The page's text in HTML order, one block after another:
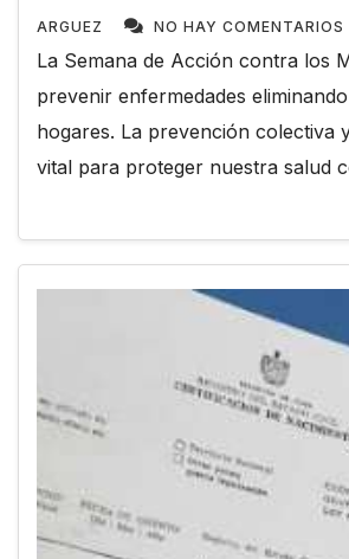
ARGUEZ NO HAY COMENTARIOS
La Semana de Acción contra los
prevenir enfermedades
hogares. La prevención colectiva
vital para proteger nuestra salud